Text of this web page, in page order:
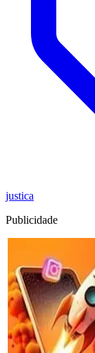
justica
Publicidade